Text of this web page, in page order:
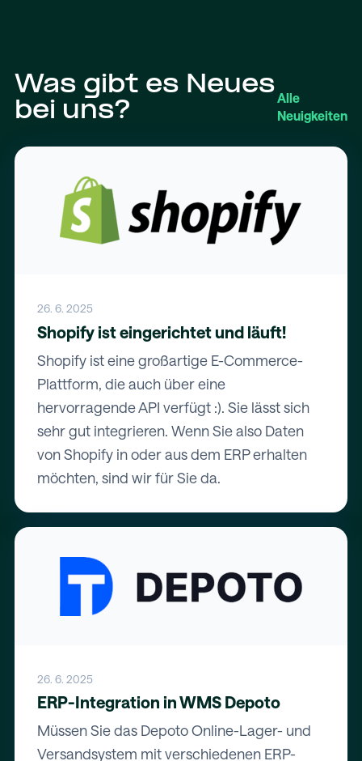
Was gibt es Neues
bei uns?
Alle
Neuigkeiten
26. 6. 2025
Shopify ist eingerichtet und läuft!
Shopify ist eine großartige E-Commerce-
Plattform, die auch über eine
hervorragende API verfügt :). Sie lässt sich
sehr gut integrieren. Wenn Sie also Daten
von Shopify in oder aus dem ERP erhalten
möchten, sind wir für Sie da.
26. 6. 2025
ERP-Integration in WMS Depoto
Müssen Sie das Depoto Online-Lager- und
Versandsystem mit verschiedenen ERP-